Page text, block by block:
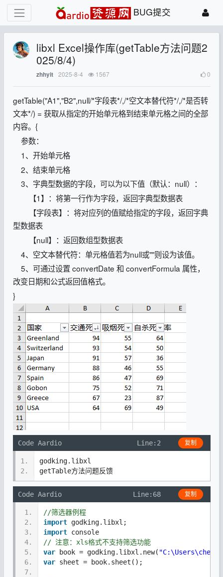
BUG提交
libxl Excel操作库(getTable方法问题2
025/8/4)
zhhyit 2025-8-4 1567 0
getTable("A1","B2",null/*字段表*/,/*空文本替代符*/,/*是否转
文本*/) = 获取从指定的开始单元格到结束单元格之间的全部
内容。{
参数：
1、开始单元格
2、结束单元格
3、字典型数据的字段，可以为以下值（默认：null）：
【1】：将第一行作为字段，返回字典型数据表
【字段表】：将对应列的值赋给指定的字段，返回字典
型数据表
【null】：返回数组型数据表
4、空文本替代符：单元格值若为null或""则设为该值。
5、可通过设置 convertDate 和 convertFormula 属性，
改变日期和公式返回值格式。
}
Code Aardio Line:2 复制
1.
2.
godking.libxl
getTable方法问题反馈
Code Aardio Line:68 复制
1.
2.
3.
4.
5.
6.
7.
//筛选器例程
import godking.libxl;
import console
// 注意：xls格式不支持筛选功能
var book = godking.libxl.new(
var sheet = book.sheet();